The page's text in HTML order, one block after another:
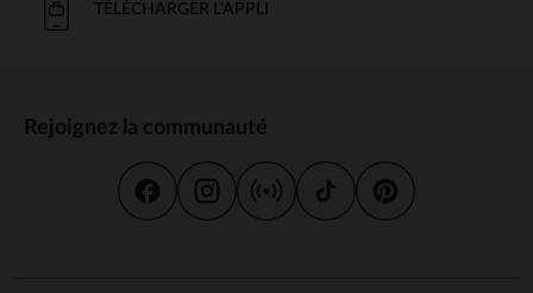
TÉLÉCHARGER L'APPLI
Rejoignez la communauté